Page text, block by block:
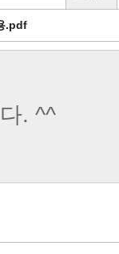
.pdf
. ^^